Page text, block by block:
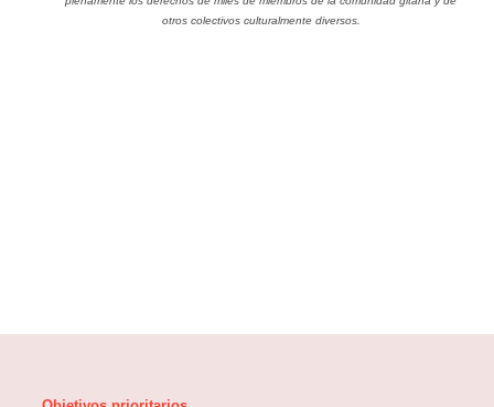
otros colectivos culturalmente diversos.